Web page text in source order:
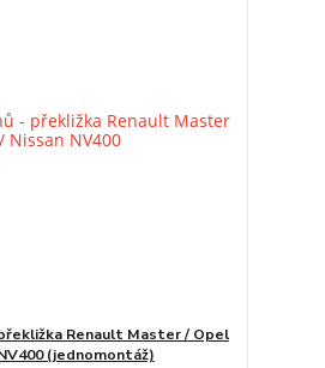
Renault Master / Opel
(jednomontáž)